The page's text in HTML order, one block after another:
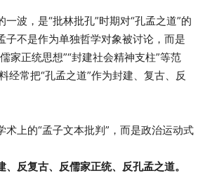
波，是“批林批孔”时期对“孔孟之道”的
子不是作为单独哲学对象被讨论，而是
家正统思想”“封建社会精神支柱”等范
经常把“孔孟之道”作为封建、复古、反
术上的“孟子文本批判”，而是政治运动式
、反复古、反儒家正统、反孔孟之道。